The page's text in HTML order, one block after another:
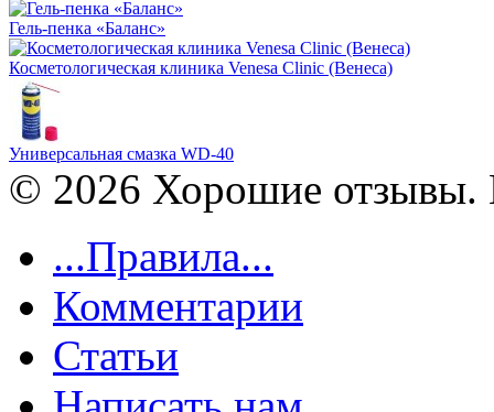
Гель-пенка «Баланс»
Косметологическая клиника Venesa Clinic (Венеса)
Универсальная смазка WD-40
© 2026 Хорошие отзывы.
...Правила...
Комментарии
Статьи